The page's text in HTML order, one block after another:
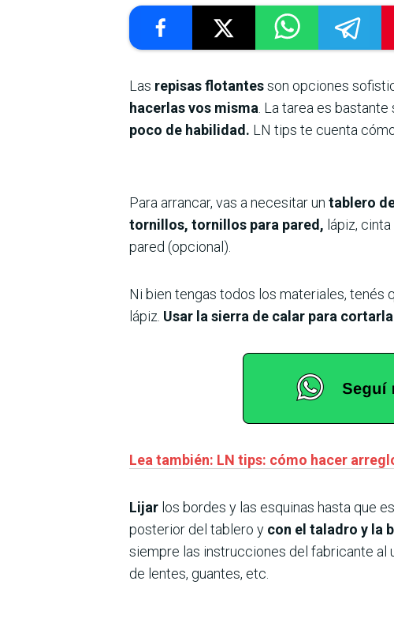
Las repisas flotantesson opciones
hacerlas vos misma. La tarea es
poco de habilidad. LN tips te cuenta
Para arrancar, vas a necesitar un tablero
tornillos, tornillos para pared, lápiz,
pared (opcional).
Ni bien tengas todos los materiales, tenés
lápiz. Usar la sierra de calar para cortarla
Lea también: LN tips: cómo hacer
Lijar los bordes y las esquinas hasta que
posterior del tablero y con el taladro y la
siempre las instrucciones del fabricante al
de lentes, guantes, etc.